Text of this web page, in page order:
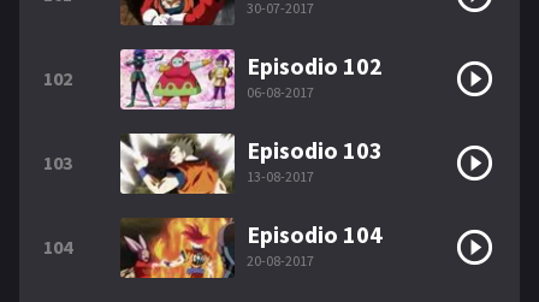
30-07-2017
102 Episodio 102
06-08-2017
103 Episodio 103
13-08-2017
104 Episodio 104
20-08-2017